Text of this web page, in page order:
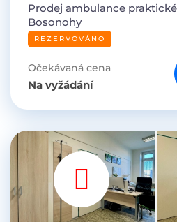
Prodej ambulance
Bosonohy
REZERVOVÁNO
Očekávaná cena
Na vyžádání